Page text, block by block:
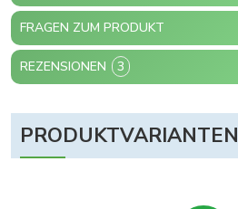
FRAGEN ZUM PRODUKT
REZENSIONEN 3
PRODUKTVARIANTEN